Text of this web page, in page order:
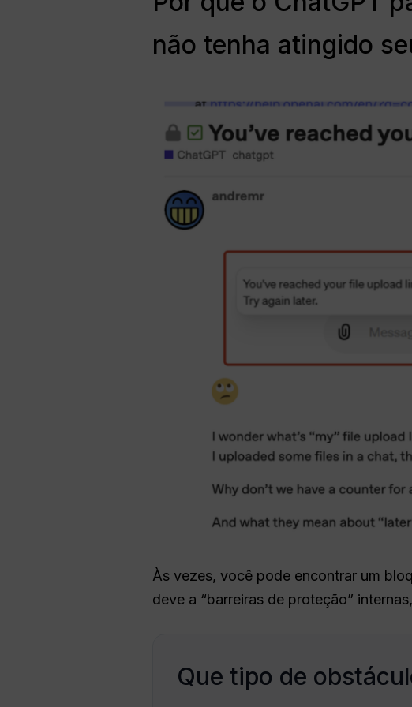
não tenha atingido
Às vezes, você pode encontrar um
deve a “barreiras de proteção”
Que tipo de